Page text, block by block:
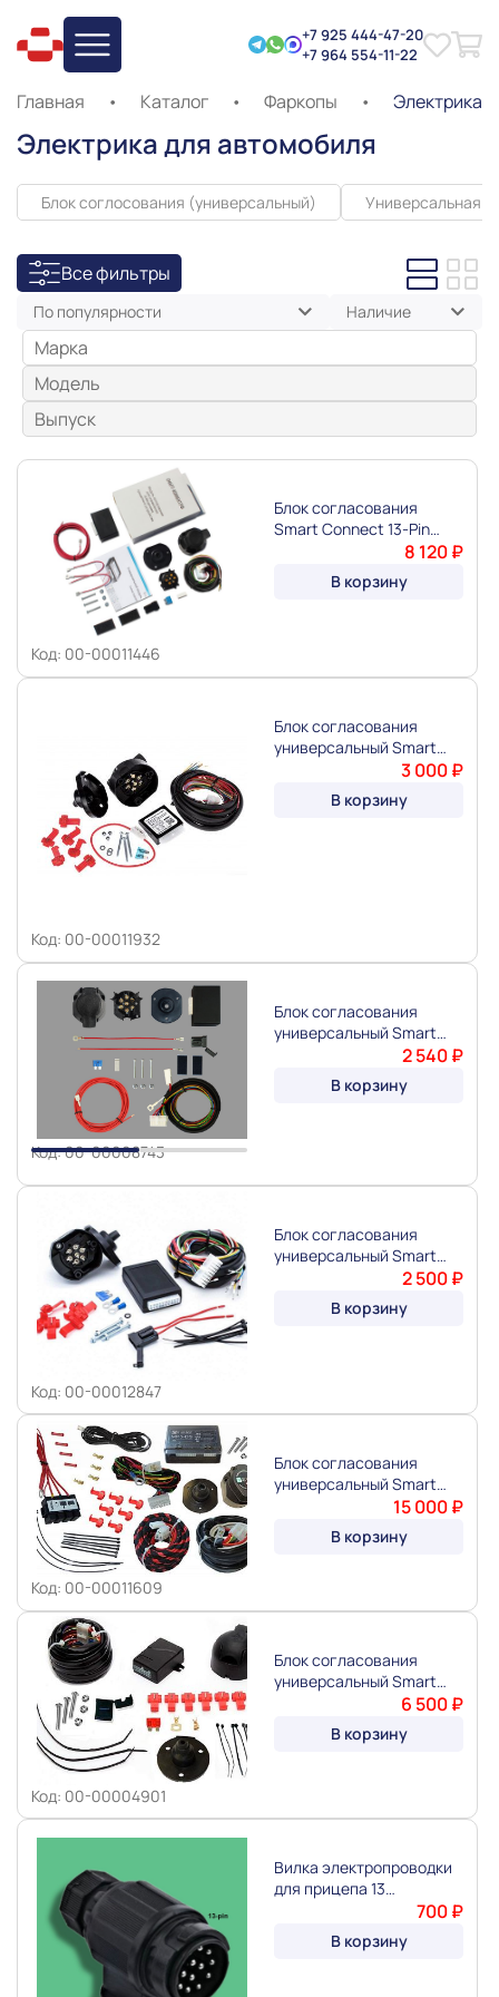
+7 925 444-47-20
+7 964 554-11-22
Главная • Каталог • Фаркопы • Электрика
Электрика для автомобиля
Блок соглосования (универсальный) Универсальная
Все фильтры
По популярности Наличие
Марка
Модель
Выпуск
Код: 00-00011446
Блок согласования
Smart Connect 13-Pin
8 120 ₽
В корзину
Код: 00-00011932
Блок согласования
универсальный Smart
Connect 7-pin "KOFFER"
3 000 ₽
В корзину
Slide 1 of 2
Код: 00-00008743
Блок согласования
универсальный Smart
Connect 7-Pin "Концепт
2 540 ₽
В корзину
Код: 00-00012847
Блок согласования
универсальный Smart
Connect 7-Pin (1.9)
"ARTWAY"
2 500 ₽
В корзину
Код: 00-00011609
Блок согласования
универсальный Smart
окл.парктроников и
противотуманок
15 000 ₽
В корзину
Код: 00-00004901
Блок согласования
универсальный Smart
Сonnect 7-Pin "QUASAR"
6 500 ₽
В корзину
Slide 1 of 3
Вилка электропроводки
для прицепа 13
контактов "GRUND"700 ₽
В корзину